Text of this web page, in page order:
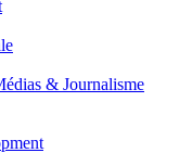
& Journalisme